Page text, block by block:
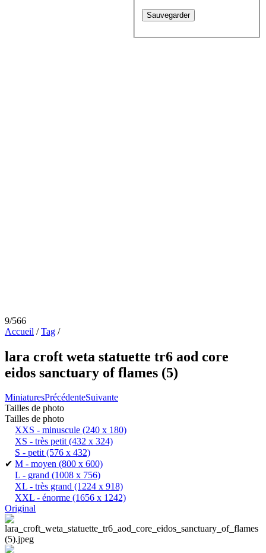
9/566
Accueil /Tag /
lara croft weta statuette tr6 aod core
eidos sanctuary of flames (5)
MiniaturesPrécédenteSuivante
Tailles de photo
Tailles de photo
XXS - minuscule (240 x 180)
XS - très petit(432 x 324)
S - petit(576 x 432)
✔ M - moyen (800 x 600)
L - grand (1008 x 756)
XL - très grand (1224 x 918)
XXL - énorme (1656 x 1242)
Original